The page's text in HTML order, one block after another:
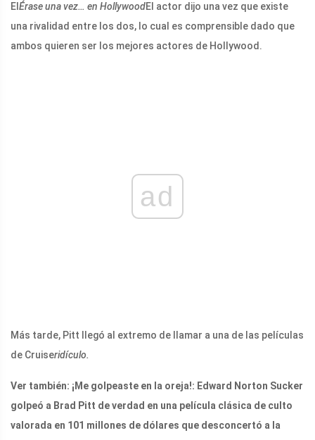
El Érase una vez… en HollywoodEl actor dijo una vez que existe
una rivalidad entre los dos, lo cual es comprensible dado que
ambos quieren ser los mejores actores de Hollywood.
ad
Más tarde, Pitt llegó al extremo de llamar a una de las películas
de Cruiseridículo.
Ver también: ¡Me golpeaste en la oreja!: Edward Norton Sucker
golpeó a Brad Pitt de verdad en una película clásica de culto
valorada en 101 millones de dólares que desconcertó a la